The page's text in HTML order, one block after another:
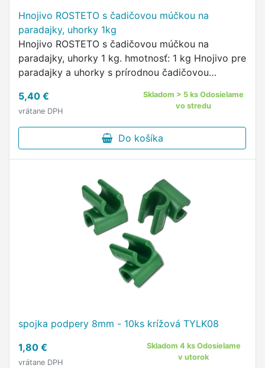
Hnojivo ROSTETO s čadičovou múčkou na
paradajky, uhorky 1kg
Hnojivo ROSTETO s čadičovou múčkou na
paradajky, uhorky 1 kg. hmotnosť: 1 kg Hnojivo pre
paradajky a uhorky s prírodnou čadičovou
draslíka a železa prispôsobené práve …
5,40 €
vrátane DPH
Skladom > 5 ks Odosielame
vo stredu
Do košíka
spojka podpery 8mm - 10ks krížová TYLK08
1,80 €
vrátane DPH
Skladom 4 ks Odosielame
v utorok